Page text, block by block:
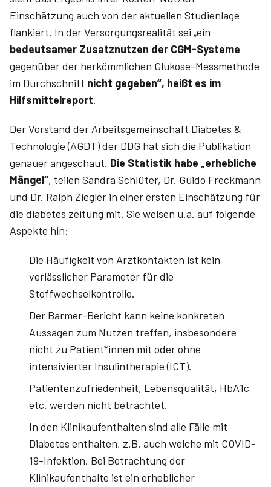
Einschätzung auch von der aktuellen Studienlage
flankiert. In der Versorgungsrealität sei „ein
bedeutsamer Zusatznutzen der CGM-Systeme
gegenüber der herkömmlichen Glukose-Messmethode
im Durchschnitt nicht gegeben“, heißt es im
Hilfsmittelreport.
Der Vorstand der Arbeitsgemeinschaft Diabetes &
Technologie (AGDT) der DDG hat sich die Publikation
genauer angeschaut. Die Statistik habe „erhebliche
Mängel“, teilen Sandra Schlüter, Dr. ­Guido Freckmann
und Dr. Ralph ­Ziegler in einer ersten Einschätzung für
die diabetes zeitung mit. Sie weisen u.a. auf folgende
Aspekte hin:
Die Häufigkeit von Arztkontakten ist kein
verlässlicher Parameter für die
Stoffwechselkontrolle.
Der Barmer-Bericht kann keine konkreten
Aussagen zum Nutzen treffen, insbesondere
nicht zu Patient*innen mit oder ohne
intensivierter Insulintherapie (ICT).
Patientenzufriedenheit, Lebensqualität, HbA1c
etc. werden nicht betrachtet.
In den Klinikaufenthalten sind alle Fälle mit
Diabetes enthalten, z.B. auch welche mit COVID-
19-Infektion. Bei Betrachtung der
Klinikaufenthalte ist ein erheblicher